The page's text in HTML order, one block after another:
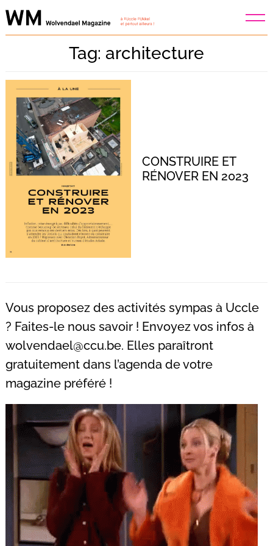
Skip
to
Tag: architecture
CONSTRUIRE ET
RÉNOVER EN 2023
Vous proposez des activités sympas à Uccle
? Faites-le nous savoir ! Envoyez vos infos à
wolvendael@ccu.be. Elles paraîtront
gratuitement dans l’agenda de votre
magazine préféré !
: